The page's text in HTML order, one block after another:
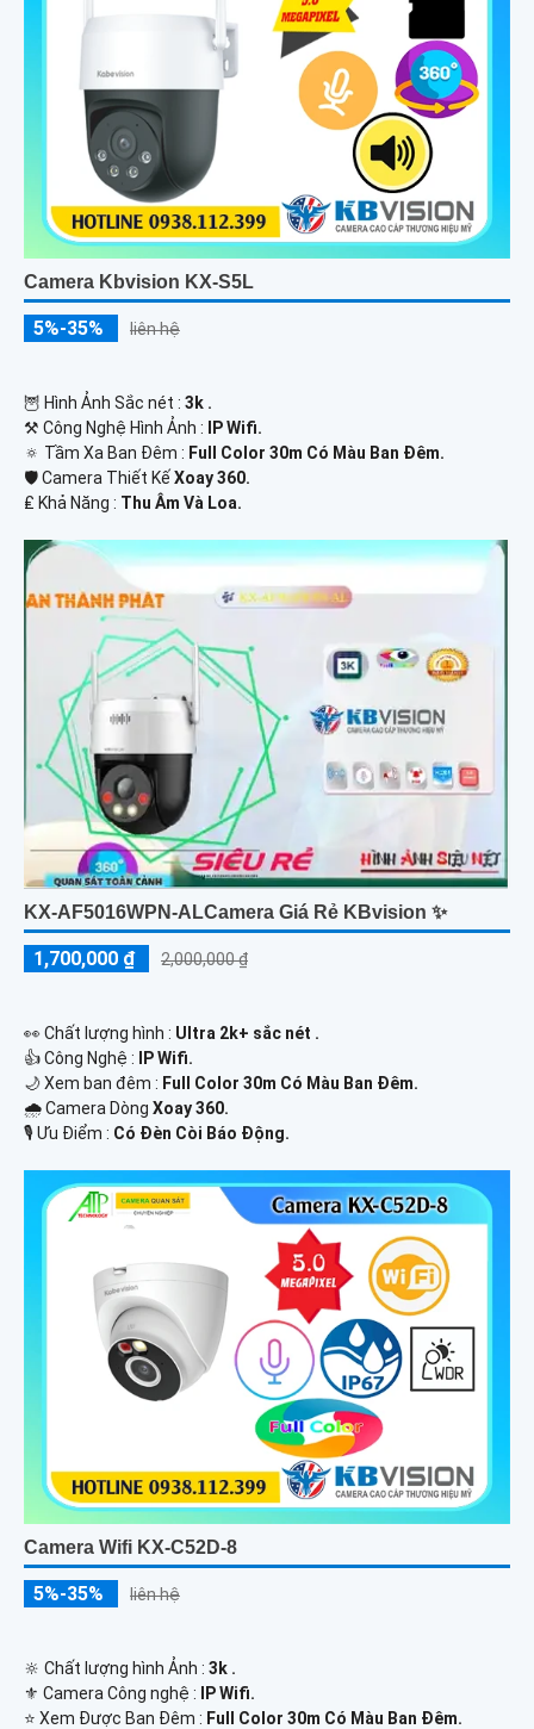
Camera Kbvision KX-S5L
5%-35% liên hệ
🦉 Hình Ảnh Sắc nét : 3k .
⚒ Công Nghệ Hình Ảnh :
IP Wifi.
🔅 Tầm Xa Ban Đêm : Full Color 30m Có Màu Ban Ðêm.
🛡 Camera Thiết Kế Xoay 360.
️₤ Khả Năng : Thu Âm Và Loa.
KX-AF5016WPN-ALCamera Giá Rẻ KBvision ✨
1,700,000 ₫ 2,000,000 ₫
️👀 Chất lượng hình : Ultra 2k+ sắc nét .
👍 Công Nghệ :
IP Wifi.
🌙 Xem ban đêm : Full Color 30m Có Màu Ban Đêm.
🌧️ Camera Dòng Xoay 360.
️🎙 Ưu Điểm : Có Đèn Còi Báo Động.
Camera Wifi KX-C52D-8
5%-35% liên hệ
🔆 Chất lượng hình Ảnh : 3k .
⚜️ Camera Công nghệ : IP Wifi.
⭐ Xem Được Ban Đêm : Full Color 30m Có Màu Ban Ðêm.